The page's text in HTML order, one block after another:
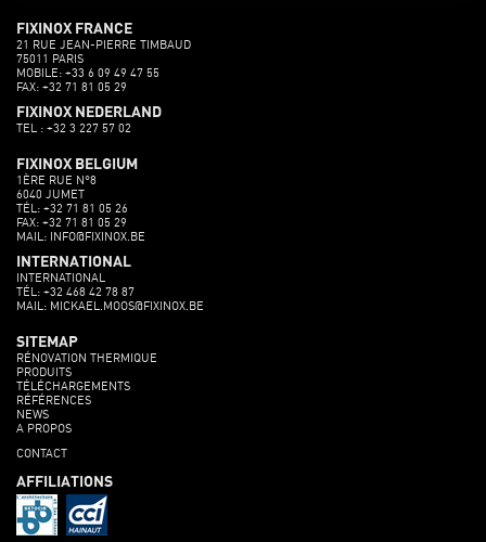
FIXINOX FRANCE
21 RUE JEAN-PIERRE TIMBAUD
75011 PARIS
MOBILE: +33 6 09 49 47 55
FAX: +32 71 81 05 29
FIXINOX NEDERLAND
TEL : +32 3 227 57 02
FIXINOX BELGIUM
1ÈRE RUE N°8
6040 JUMET
TÉL: +32 71 81 05 26
FAX: +32 71 81 05 29
MAIL: INFO@FIXINOX.BE
INTERNATIONAL
INTERNATIONAL
TÉL: +32 468 42 78 87
MAIL: MICKAEL.MOOS@FIXINOX.BE
SITEMAP
RÉNOVATION THERMIQUE
PRODUITS
TÉLÉCHARGEMENTS
RÉFÉRENCES
NEWS
A PROPOS
CONTACT
AFFILIATIONS